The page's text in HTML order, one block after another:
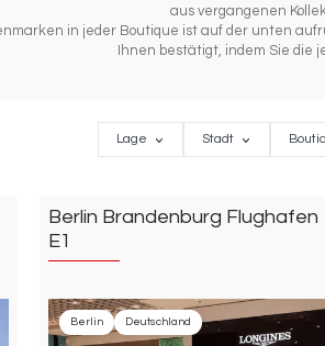
aus vergangenen
in jeder Boutique ist auf der unten
Ihnen bestätigt, indem Sie
LageLage StadtStadt
Boutique
Berlin Brandenburg Flughafen
E1
Berlin Deutschland